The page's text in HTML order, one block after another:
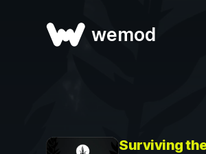
wemod
Surviving